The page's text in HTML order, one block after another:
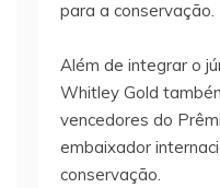
para a conservação.
Além de integrar o
Whitley Gold
vencedores do
embaixador
conservação.